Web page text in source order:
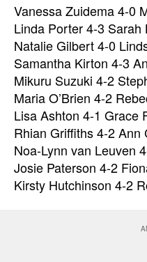
Vanessa Zuidema 4-0
Linda Porter 4-3 Sarah
Natalie Gilbert 4-0
Samantha Kirton 4-3
Mikuru Suzuki 4-2
Maria O’Brien 4-2
Lisa Ashton 4-1 Grace
Rhian Griffiths 4-2 Ann
Noa-Lynn van Leuven
Josie Paterson 4-2
Kirsty Hutchinson 4-2